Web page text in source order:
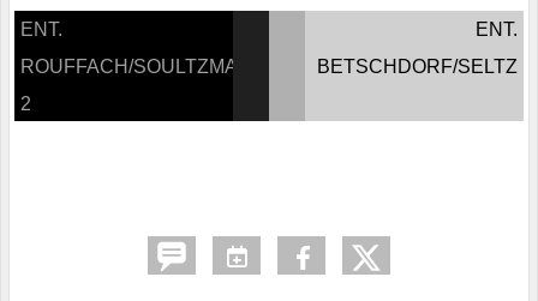
ENT.
ROUFFACH/SOULTZMATT
2
ENT.
BETSCHDORF/SELTZ